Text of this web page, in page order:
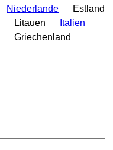
Niederlande
Estland
Litauen
Italien
Griechenland